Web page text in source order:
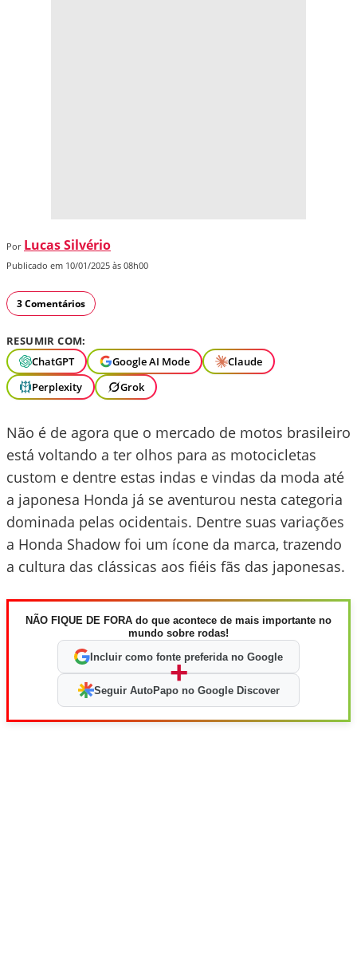
Por Lucas Silvério
Publicado em 10/01/2025 às 08h00
3 Comentários
RESUMIR COM:
ChatGPT
Google AI Mode
Claude
Perplexity
Grok
Não é de agora que o mercado de motos brasileiro
está voltando a ter olhos para as motocicletas
custom e dentre estas indas e vindas da moda até
a japonesa Honda já se aventurou nesta categoria
dominada pelas ocidentais. Dentre suas variações
a Honda Shadow foi um ícone da marca, trazendo
a cultura das clássicas aos fiéis fãs das japonesas.
NÃO FIQUE DE FORA do que acontece de mais importante no
mundo sobre rodas!
Incluir como fonte preferida no Google
+
Seguir AutoPapo no Google Discover